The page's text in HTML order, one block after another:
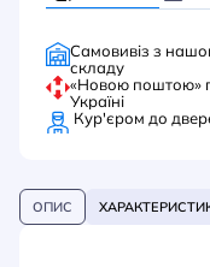
Самовивіз з
складу
«Новою поштою»
Україні
Кур'єром до
ОПИС